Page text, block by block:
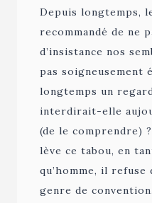
Depuis longtemps,
recommandé de ne
d’insistance nos
pas
longtemps un
interdirait-elle
(de le comprendre)
lève ce tabou, en
qu’homme, il
genre de